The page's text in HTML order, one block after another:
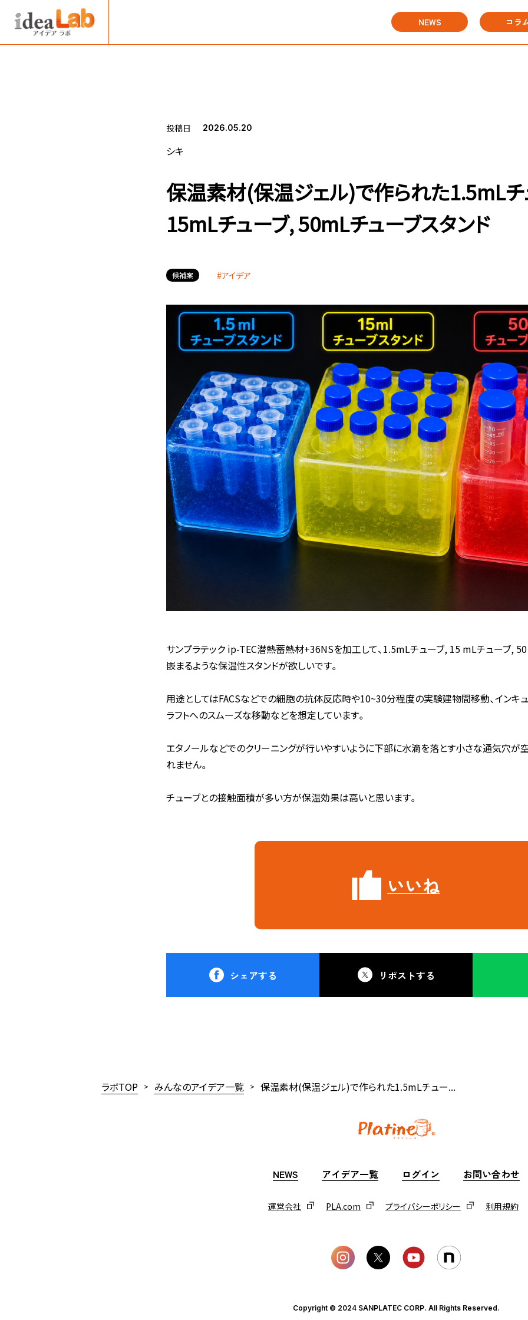
NEWS コラ
Platine TOP
ログイン
はじめての方はこちら
投稿日 2026.05.20
シキ
保温素材(保温ジェル)で作られた1.5mLチ
15mLチューブ, 50mLチューブスタンド
候補案 アイデア
サンプラテック ip-TEC潜熱蓄熱材+36NSを加工して、1.5mLチューブ, 15 mLチューブ,
嵌まるような保温性スタンドが欲しいです。
用途としてはFACSなどでの細胞の抗体反応時や10~30分程度の実験建物間移動、インキ
ラフトへのスムーズな移動などを想定しています。
エタノールなどでのクリーニングが行いやすいように下部に水滴を落とす小さな通気穴が
れません。
チューブとの接触面積が多い方が保温効果は高いと思います。
いいね
シェアする リポストする
ラボTOP みんなのアイデア一覧 保温素材(保温ジェル)で作られた1.5mLチュー...
NEWS アイデア一覧 ログイン お問い合わせ
運営会社 PLA.com プライバシーポリシー 利用規約
Copyright © 2024 SANPLATEC CORP. All Rights Reserved.